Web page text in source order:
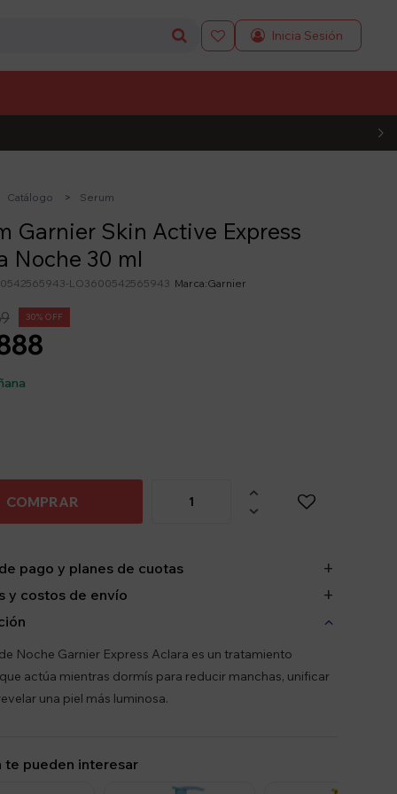

Catálogo Serum
Garnier Skin Active Express
Noche 30 ml
LO3600542565943 Garnier
30
COMPRAR


pago y planes de cuotas
y costos de envío
Noche Garnier Express Aclara es un tratamiento
actúa mientras dormís para reducir manchas, unificar
una piel más luminosa.
te pueden interesar